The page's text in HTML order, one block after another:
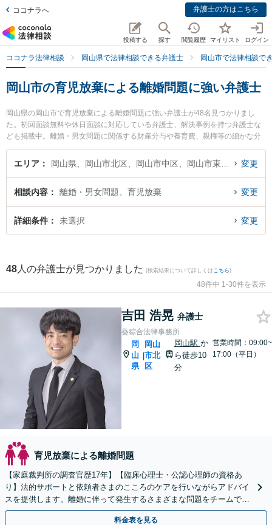
ココナラへ 弁護士の方はこちら
投稿する 探す 閲覧履歴 マイリスト ログイン
ココナラ法律相談 岡山県で法律相談できる弁護士 岡山市で法律相談で
岡山市の育児放棄による離婚問題に強い弁護士
岡山県の岡山市で育児放棄による離婚問題に強い弁護士が48名見つかりまし
た。初回面談無料や休日面談に対応している弁護士、解決事例を持つ弁護士な
ども掲載中。離婚・男女問題に関係する財産分与や養育費、親権等の細かな分
野での絞り込み検索もでき便利です。特に葵綜合法律事務所の吉田 浩晃弁護士
やすずかけ法律事務所の片山 雄太弁護士、三宅法律事務所の三宅 遼太郎弁護士
相談したい』『育児放棄による離婚問題のトラブル解決の実績豊富な近くの弁
護士を検索したい』『初回相談無料で育児放棄による離婚問題を法律相談でき
る岡山市内の弁護士に相談予約したい』などでお困りの相談者さんにおすすめ
エリア 変更
相談内容 離婚・男女問題、育児放棄 変更
詳細条件 未選択 変更
48 人の弁護士が見つかりました (検索結果について詳しくは こちら)
48件中 1-30件を表示
吉田 浩晃 弁護士
葵綜合法律事務所
岡
山
県
|
岡山
市北
区
岡山駅 か
ら徒歩10
分
営業時間：09:00~
17:00（平日）
育児放棄による離婚問題
【家庭裁判所の調査官歴17年】【臨床心理士・公認心理師の資格あ
り】法的サポートと依頼者さまのこころのケアを行いながらアドバイ
スを提供します。離婚に伴って発生するさまざまな問題をチームで連
携して一貫サポート【子連れ相談可】
料金表を見る